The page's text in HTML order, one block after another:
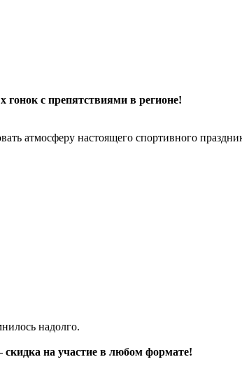
с препятствиями в регионе!
атмосферу настоящего спортивного
надолго.
на участие в любом формате!